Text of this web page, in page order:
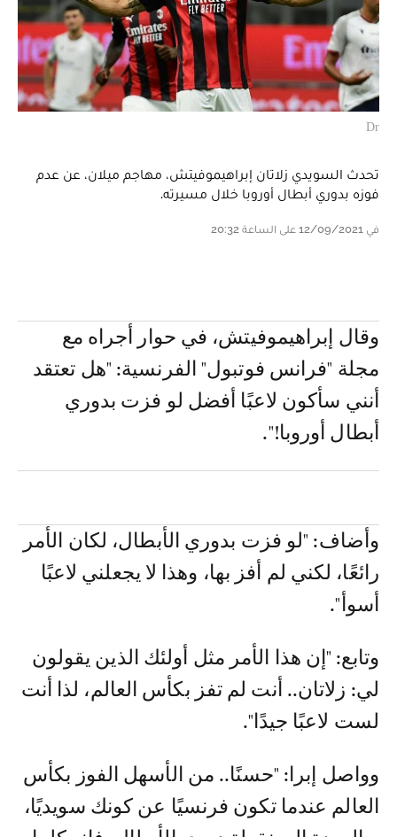
Dr
تحدث السويدي زلاتان إبراهيموفيتش، مهاجم ميلان، عن عدم
فوزه بدوري أبطال أوروبا خلال مسيرته.
في 12/09/2021 على الساعة 20:32
وقال إبراهيموفيتش، في حوار أجراه مع
مجلة "فرانس فوتبول" الفرنسية: "هل تعتقد
أنني سأكون لاعبًا أفضل لو فزت بدوري
أبطال أوروبا!".
وأضاف: "لو فزت بدوري الأبطال، لكان الأمر
رائعًا، لكني لم أفز بها، وهذا لا يجعلني لاعبًا
أسوأ".
وتابع: "إن هذا الأمر مثل أولئك الذين يقولون
لي: زلاتان.. أنت لم تفز بكأس العالم، لذا أنت
لست لاعبًا جيدًا".
وواصل إبرا: "حسنًا.. من الأسهل الفوز بكأس
العالم عندما تكون فرنسيًا عن كونك سويديًا،